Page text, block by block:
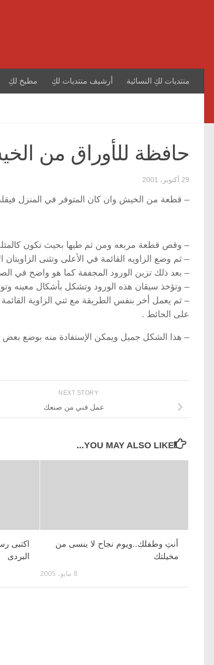
منتديات لكِ النسائية أرشيف منتديات لكِ مطبخ لكِ
حافظة للأوراق من
29 أكتوبر، 2001
– قطعة من الخيش وان كان المتوفر في المنزل
– وقص قطعة مربعه ومن ثم طيها بحيث تكون
– ثم وضع الزاويه القائمة في الأعلى وتثنى
– بعد ذلك تزين الورود المجففة كما هو واضح في
– وتؤخذ سيقان هذه الورود وتشكل بأشكال معينه
– ثم يعمل أخر بنفس الطريقة مع ثني الزاوية
على الحائط .
– هذا الشكل جميل ويمكن الإستفادة منه بوضع بعض
NEXT STORY
عمل فني من صنعك
YOU MAY ALSO LIKE...
اكتبى
البردى
أنتِ وطفلك..ويوم نجاح لا ينسى من
مخيلتك
8 مايو، 2005